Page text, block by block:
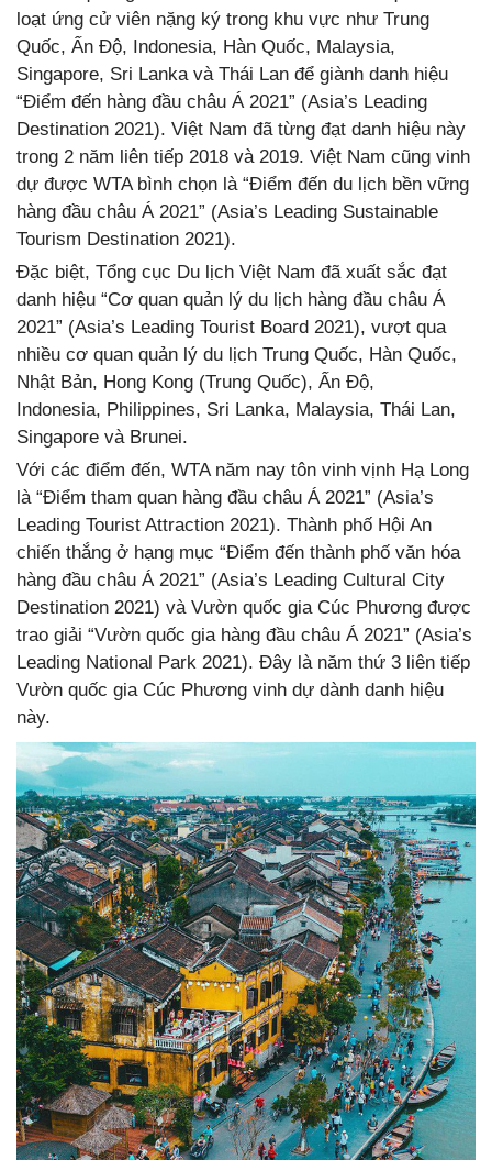
loạt ứng cử viên nặng ký trong khu vực như Trung
Quốc, Ấn Độ, Indonesia, Hàn Quốc, Malaysia,
Singapore, Sri Lanka và Thái Lan để giành danh hiệu
“Điểm đến hàng đầu châu Á 2021” (Asia’s Leading
Destination 2021). Việt Nam đã từng đạt danh hiệu này
trong 2 năm liên tiếp 2018 và 2019. Việt Nam cũng vinh
dự được WTA bình chọn là “Điểm đến du lịch bền vững
hàng đầu châu Á 2021” (Asia’s Leading Sustainable
Tourism Destination 2021).
Đặc biệt, Tổng cục Du lịch Việt Nam đã xuất sắc đạt
danh hiệu “Cơ quan quản lý du lịch hàng đầu châu Á
2021” (Asia’s Leading Tourist Board 2021), vượt qua
nhiều cơ quan quản lý du lịch Trung Quốc, Hàn Quốc,
Nhật Bản, Hong Kong (Trung Quốc), Ấn Độ,
Indonesia, Philippines, Sri Lanka, Malaysia, Thái Lan,
Singapore và Brunei.
Với các điểm đến, WTA năm nay tôn vinh vịnh Hạ Long
là “Điểm tham quan hàng đầu châu Á 2021” (Asia’s
Leading Tourist Attraction 2021). Thành phố Hội An
chiến thắng ở hạng mục “Điểm đến thành phố văn hóa
hàng đầu châu Á 2021” (Asia’s Leading Cultural City
Destination 2021) và Vườn quốc gia Cúc Phương được
trao giải “Vườn quốc gia hàng đầu châu Á 2021” (Asia’s
Leading National Park 2021). Đây là năm thứ 3 liên tiếp
Vườn quốc gia Cúc Phương vinh dự dành danh hiệu
này.